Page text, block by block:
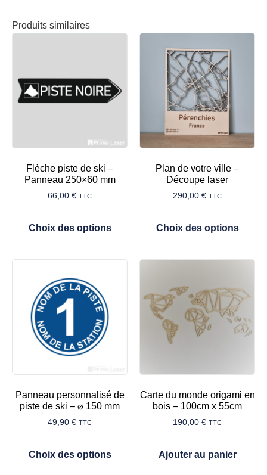
Produits similaires
Flèche piste de ski –
Panneau 250×60 mm
66,00 € TTC
Choix des options
Plan de votre ville –
Découpe laser
290,00 € TTC
Choix des options
Panneau personnalisé de
piste de ski – ⌀ 150 mm
49,90 € TTC
Choix des options
Carte du monde origami en
bois – 100cm x 55cm
190,00 € TTC
Ajouter au panier